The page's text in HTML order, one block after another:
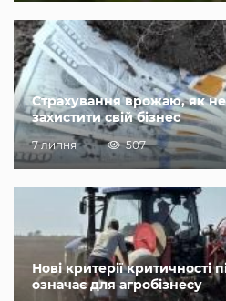
Страхування врожаю, як
захистити свій бізнес
7 липня 507
Нові критерії
означає для агробізнесу